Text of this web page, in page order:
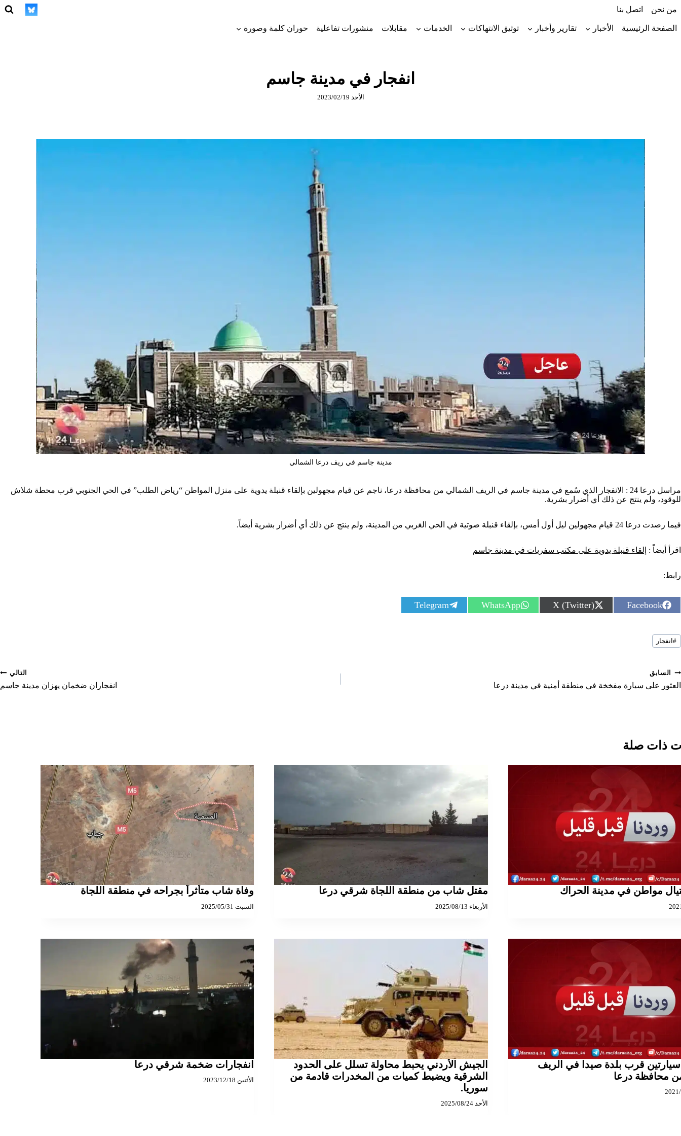
إلىمن نحن اتصل بنا
الصفحة الرئيسية الأخبار تقارير وأخبار توثيق الانتهاكات الخدمات مقابلات منشورات تفاعلية حوران كلمة وصورة
انفجار في مدينة جاسم
الأحد 2023/02/19
مدينة جاسم في ريف درعا الشمالي
مراسل درعا 24 : الانفجار الذي سُمع في مدينة جاسم في الريف الشمالي من محافظة درعا، ناجم عن قيام مجهولين بإلقاء قنبلة يدوية على منزل المواطن “رياض الطلب” في الحي الجنوبي قرب محطة شلاش
للوقود، ولم ينتج عن ذلك أي أضرار بشرية.
فيما رصدت درعا 24 قيام مجهولين ليل أول أمس، بإلقاء قنبلة صوتية في الحي الغربي من المدينة، ولم ينتج عن ذلك أي أضرار بشرية أيضاً.
اقرأ أيضاً : إلقاء قنبلة يدوية على مكتب سفريات في مدينة جاسم
رابط:
S
h
e
o
Facebook
S
h
X (Twitter)
S
h
WhatsApp
S
h
Telegram
وسوم
المقال:
#انفجار
تصفّح
المقالات
السابق
العثور على سيارة مفخخة في منطقة أمنية في مدينة درعا
التالي
انفجاران ضخمان يهزان مدينة جاسم
ذات صلة
مواطن في مدينة الحراك مقتل شاب من منطقة اللجاة شرقي درعا
الأربعاء 2025/08/13
وفاة شاب متأثراً بجراحه في منطقة اللجاة
السبت 2025/05/31
قرب بلدة صيدا في الريف
محافظة درعا
الجيش الأردني يحبط محاولة تسلل على الحدود
الشرقية ويضبط كميات من المخدرات قادمة من
سوريا.
الأحد 2025/08/24
انفجارات ضخمة شرقي درعا
الأثنين 2023/12/18